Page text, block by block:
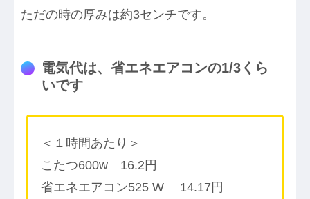
ただの時の厚みは約3センチです。
電気代は、省エネエアコンの1/3くら
いです
＜１時間あたり＞
こたつ600w 16.2円
省エネエアコン525 W 14.17円